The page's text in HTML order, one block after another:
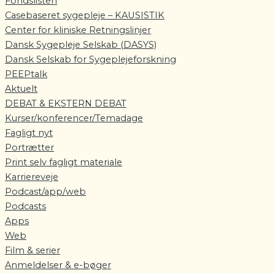
Casebaseret sygepleje – KAUSISTIK
Center for kliniske Retningslinjer
Dansk Sygepleje Selskab (DASYS)
Dansk Selskab for Sygeplejeforskning
PEEPtalk
Aktuelt
DEBAT & EKSTERN DEBAT
Kurser/konferencer/Temadage
Fagligt nyt
Portrætter
Print selv fagligt materiale
Karriereveje
Podcast/app/web
Podcasts
Apps
Web
Film & serier
Anmeldelser & e-bøger